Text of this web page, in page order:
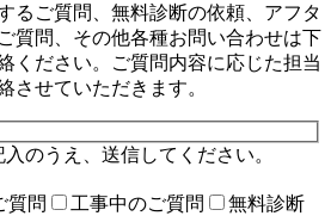
るご質問、無料診断の依頼、アフタ
質問、その他各種お問い合わせは下
ください。ご質問内容に応じた担当
させていただきます。
のうえ、送信してください。
質問 工事中のご質問
無料診断